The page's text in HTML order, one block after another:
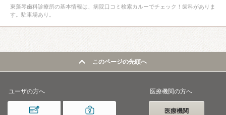
東藻琴歯科診療所の基本情報は、病院口コミ検索カルーでチェック！歯科がありま
す。駐車場あり。
このページの先頭へ
ユーザの方へ 医療機関の方へ
医療機関